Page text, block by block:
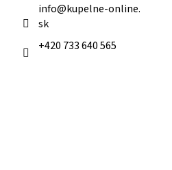
info@kupelne-online.
sk
+420 733 640 565